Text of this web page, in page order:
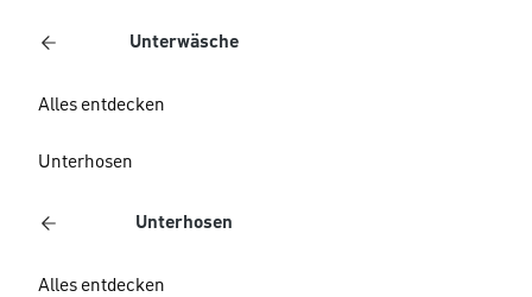
Unterwäsche
Alles entdecken
Unterhosen
Unterhosen
Alles entdecken